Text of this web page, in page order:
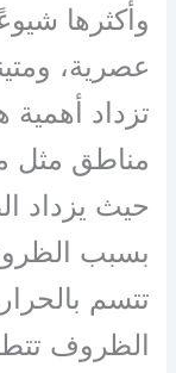
وأكثرها
عصرية،
تزداد أهمية
مناطق مثل
حيث يزداد
بسبب
تتسم
الظروف